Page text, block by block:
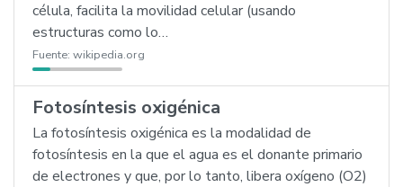
célula, facilita la movilidad celular (usando
estructuras como lo…
Fuente: wikipedia.org
Fotosíntesis oxigénica
La fotosíntesis oxigénica es la modalidad de
fotosíntesis en la que el agua es el donante primario
de electrones y que, por lo tanto, libera oxígeno (O2)